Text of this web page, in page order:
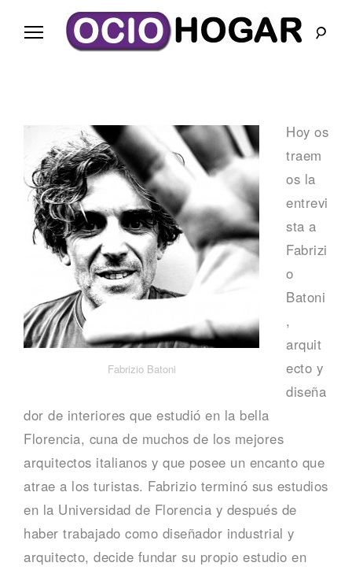
contenido
o
g
O
c
o
H
g
a
r
Fabrizio Batoni
Hoy os
traem
os la
entrevi
sta a
Fabrizi
o
Batoni
,
arquit
ecto y
diseña
dor de interiores que estudió en la bella
Florencia, cuna de muchos de los mejores
arquitectos italianos y que posee un encanto que
atrae a los turistas. Fabrizio terminó sus estudios
en la Universidad de Florencia y después de
haber trabajado como diseñador industrial y
arquitecto, decide fundar su propio estudio en